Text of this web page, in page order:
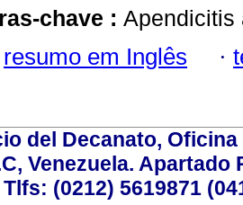
chave : Apendicitis
resumo em Inglês ·
del Decanato,
Venezuela. Apartado
Tlfs: (0212) 5619871